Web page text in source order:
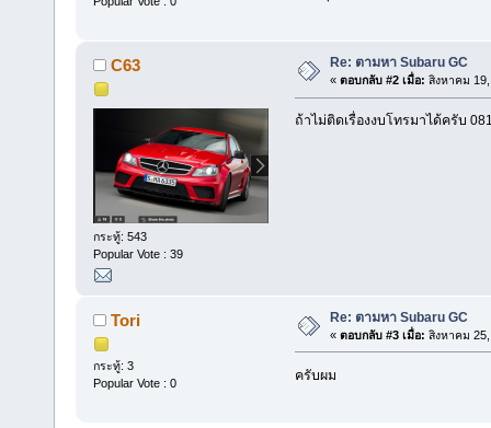
C63
กระทู้: 543
Popular Vote : 39
Re: ตามหา Subaru GC
« ตอบกลับ #2 เมื่อ: สิงหาคม
ถ้าไม่ติดเรื่องงบโทรมาได้ครับ
Tori
กระทู้: 3
Popular Vote : 0
Re: ตามหา Subaru GC
« ตอบกลับ #3 เมื่อ: สิงหาคม
ครับผม